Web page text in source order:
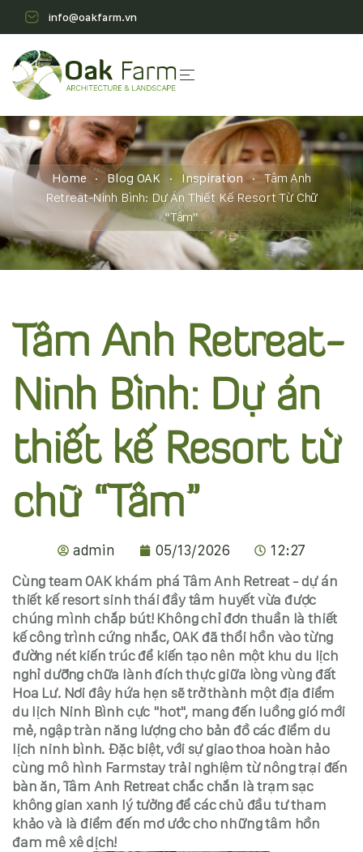
info@oakfarm.vn
Home Blog OAK Inspiration
Tâm Anh
Retreat-Ninh Bình: Dự Án Thiết Kế Resort Từ Chữ
“Tâm”
Tâm Anh Retreat-
Ninh Bình: Dự án
thiết kế Resort từ
chữ “Tâm”
admin 05/13/2026
12:27
Cùng team OAK khám phá Tâm Anh Retreat - dự án
thiết kế resort sinh thái đầy tâm huyết vừa được
chúng mình chắp bút! Không chỉ đơn thuần là thiết
kế công trình cứng nhắc, OAK đã thổi hồn vào từng
đường nét kiến trúc để kiến tạo nên một khu du lịch
nghỉ dưỡng chữa lành đích thực giữa lòng vùng đất
Hoa Lư. Nơi đây hứa hẹn sẽ trở thành một địa điểm
du lịch Ninh Bình cực "hot", mang đến luồng gió mới
mẻ, ngập tràn năng lượng cho bản đồ các điểm du
lịch ninh bình. Đặc biệt, với sự giao thoa hoàn hảo
cùng mô hình Farmstay trải nghiệm từ nông trại đến
bàn ăn, Tâm Anh Retreat chắc chắn là trạm sạc
không gian xanh lý tưởng để các chủ đầu tư tham
khảo và là điểm đến mơ ước cho những tâm hồn
đam mê xê dịch!